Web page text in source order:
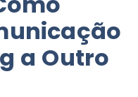
a Outro